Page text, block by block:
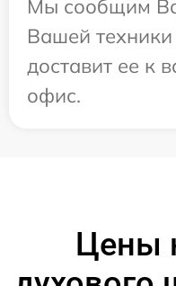
Мы сообщим
Вашей
доставит ее к
офис.
Цены